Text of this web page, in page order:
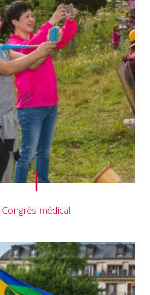
Congrès médical